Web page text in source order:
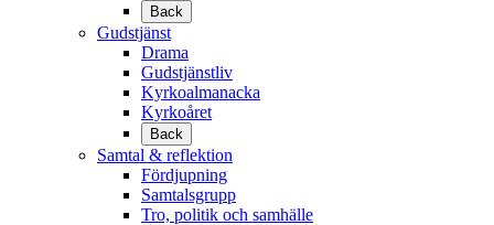
Back
Gudstjänst
Drama
Gudstjänstliv
Kyrkoalmanacka
Kyrkoåret
Back
Samtal & reflektion
Fördjupning
Samtalsgrupp
Tro, politik och samhälle